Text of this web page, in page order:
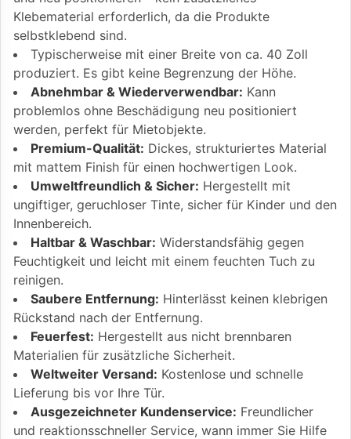
Klebematerial erforderlich, da die Produkte
selbstklebend sind.
Typischerweise mit einer Breite von ca. 40 Zoll
produziert. Es gibt keine Begrenzung der Höhe.
Abnehmbar & Wiederverwendbar: Kann
problemlos ohne Beschädigung neu positioniert
werden, perfekt für Mietobjekte.
Premium-Qualität: Dickes, strukturiertes Material
mit mattem Finish für einen hochwertigen Look.
Umweltfreundlich & Sicher: Hergestellt mit
ungiftiger, geruchloser Tinte, sicher für Kinder und den
Innenbereich.
Haltbar & Waschbar: Widerstandsfähig gegen
Feuchtigkeit und leicht mit einem feuchten Tuch zu
reinigen.
Saubere Entfernung: Hinterlässt keinen klebrigen
Rückstand nach der Entfernung.
Feuerfest: Hergestellt aus nicht brennbaren
Materialien für zusätzliche Sicherheit.
Weltweiter Versand: Kostenlose und schnelle
Lieferung bis vor Ihre Tür.
Ausgezeichneter Kundenservice: Freundlicher
und reaktionsschneller Service, wann immer Sie Hilfe